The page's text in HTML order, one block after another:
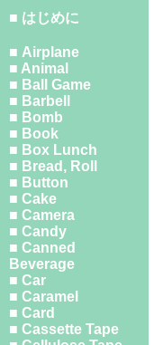
■ はじめに
■ Airplane
■ Animal
■ Ball Game
■ Barbell
■ Bomb
■ Book
■ Box Lunch
■ Bread, Roll
■ Button
■ Cake
■ Camera
■ Candy
■ Canned
Beverage
■ Car
■ Caramel
■ Card
■ Cassette Tape